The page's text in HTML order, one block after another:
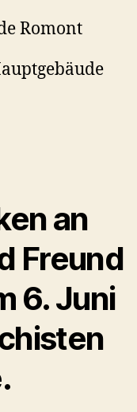
Romont
an
Freund
6.Juni
.